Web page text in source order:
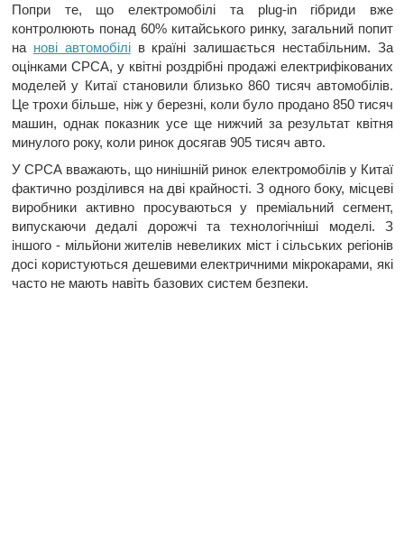
Попри те, що електромобілі та plug-in гібриди вже
контролюють понад 60% китайського ринку, загальний попит
на нові автомобілів країні залишається нестабільним. За
оцінками CPCA, у квітні роздрібні продажі електрифікованих
моделей у Китаї становили близько 860 тисяч автомобілів.
Це трохи більше, ніж у березні, коли було продано 850 тисяч
машин, однак показник усе ще нижчий за результат квітня
минулого року, коли ринок досягав 905 тисяч авто.
У CPCA вважають, що нинішній ринок електромобілів у Китаї
фактично розділився на дві крайності. З одного боку, місцеві
виробники активно просуваються у преміальний сегмент,
випускаючи дедалі дорожчі та технологічніші моделі. З
іншого - мільйони жителів невеликих міст і сільських регіонів
досі користуються дешевими електричними мікрокарами, які
часто не мають навіть базових систем безпеки.